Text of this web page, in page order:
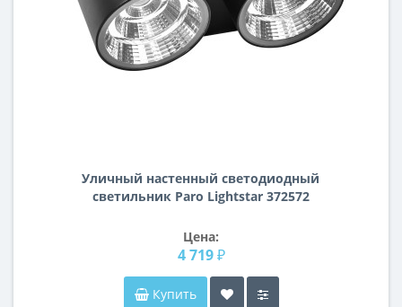
Уличный настенный светодиодный
светильник Paro Lightstar 372572
Цена:
4 719 ₽
Купить